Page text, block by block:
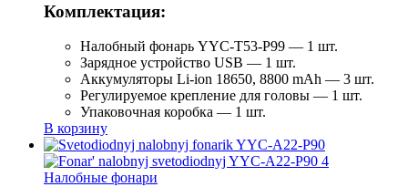
Комплектация:
Налобный фонарь YYC-T53-P99 — 1 шт.
Зарядное устройство USB — 1 шт.
Аккумуляторы Li-ion 18650, 8800 mAh — 3 шт.
Регулируемое крепление для головы — 1 шт.
Упаковочная коробка — 1 шт.
В корзину
Налобные фонари